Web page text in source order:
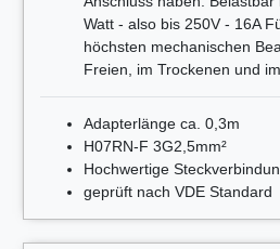
Watt - also bis 250V - 16A
höchsten mechanischen
Freien, im Trockenen und
Adapterlänge ca. 0,3m
H07RN-F 3G2,5mm²
Hochwertige
geprüft nach VDE Standard